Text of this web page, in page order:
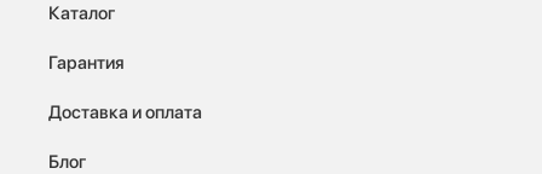
Каталог
Гарантия
Доставка и оплата
Блог